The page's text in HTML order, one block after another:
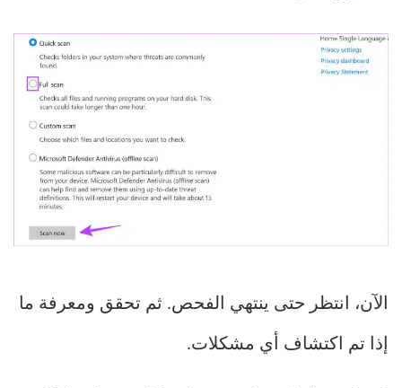
الآن، انتظر حتى ينتهي الفحص. ثم تحقق ومعرفة ما
إذا تم اكتشاف أي مشكلات.